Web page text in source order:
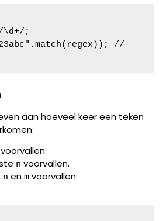
\d+/;
//
aan hoeveel keer een teken
voorvallen.
n voorvallen.
n en m voorvallen.